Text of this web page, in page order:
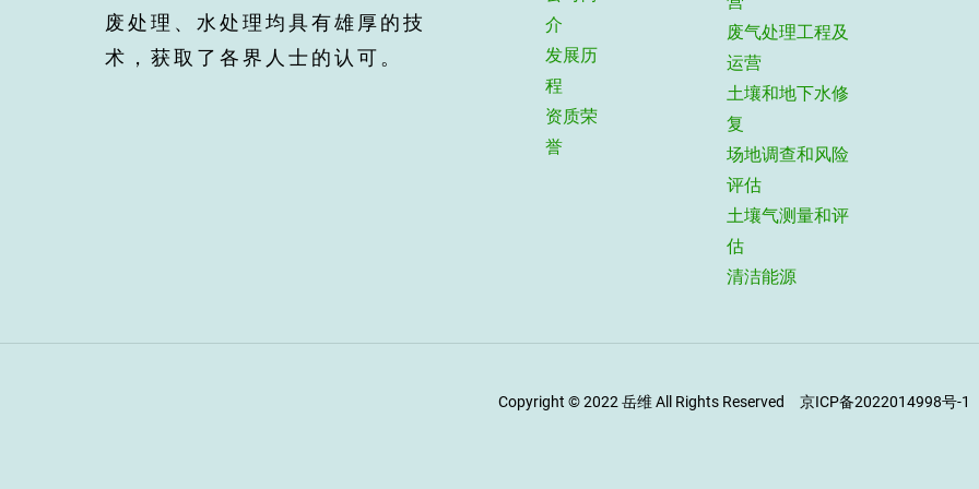
废处理、水处理均具有雄厚的技
术，获取了各界人士的认可。
介
发展历
程
资质荣
誉
废气处理工程及
运营
土壤和地下水修
复
场地调查和风险
评估
土壤气测量和评
估
清洁能源
Copyright © 2022 岳维 All Rights Reserved 京ICP备2022014998号-1